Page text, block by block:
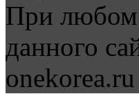
При любом
данного
onekorea.ru